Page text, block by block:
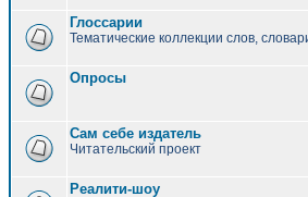
Глоссарии
Тематические коллекции слов,
Опросы
Сам себе издатель
Читательский проект
Реалити-шоу